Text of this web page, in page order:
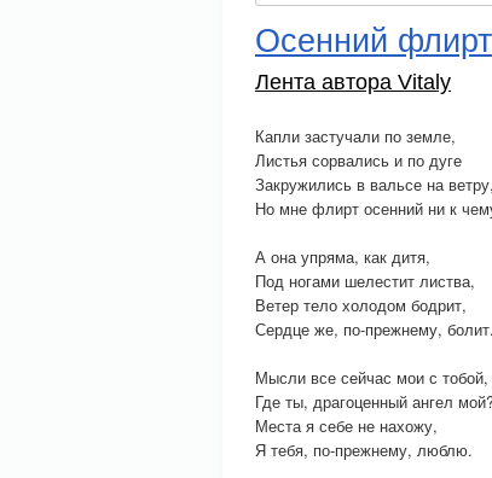
Осенний флирт
Лента автора Vitaly
Капли застучали по земле,
Листья сорвались и по дуге
Закружились в вальсе на ветру,
Но мне флирт осенний ни к
А она упряма, как дитя,
Под ногами шелестит листва,
Ветер тело холодом бодрит,
Сердце же, по-прежнему, болит.
Мысли все сейчас мои с тобой,
Где ты, драгоценный ангел
Места я себе не нахожу,
Я тебя, по-прежнему, люблю.